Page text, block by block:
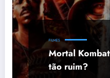
FILMES
Mortal
tão ruim?